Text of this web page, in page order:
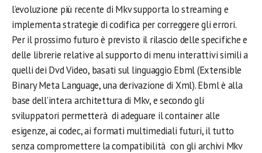
l’evoluzione più recente di Mkv supporta lo streaming e
implementa strategie di codifica per correggere gli errori.
Per il prossimo futuro è previsto il rilascio delle specifiche e
delle librerie relative al supporto di menu interattivi simili a
quelli dei Dvd Video, basati sul linguaggio Ebml (Extensible
Binary Meta Language, una derivazione di Xml). Ebml è alla
base dell’intera architettura di Mkv, e secondo gli
sviluppatori permetterà di adeguare il container alle
esigenze, ai codec, ai formati multimediali futuri, il tutto
senza compromettere la compatibilità con gli archivi Mkv